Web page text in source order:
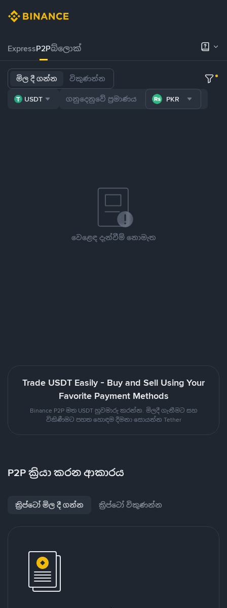
ExpressP2Pබ්ලොක්
මිල දී ගන්න විකුණන්න
USDT PKR
වෙළෙඳ දැන්වීම් නොමැත
Trade USDT Easily - Buy and Sell Using Your
Favorite Payment Methods
Binance P2P මත USDT හුවමාරු කරන්න. මිලදී ගැනීමට සහ
විකිණීමට පහත හොඳම දීමනා සොයන්න Tether
P2P ක්‍රියා කරන ආකාරය
ක්‍රිප්ටෝ මිල දී ගන්න ක්‍රිප්ටෝ විකුණන්න